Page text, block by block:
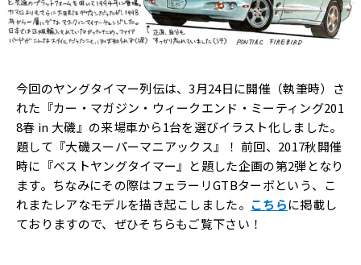
今回のヤングタイマー列伝は、3月24日に開催（執筆時）さ
れた『カー・マガジン・ウィークエンド・ミーティング201
8春 in 大磯』の来場車から1台を選びイラスト化しました。
題して『大磯スーパーマニアックス』！ 前回、2017秋開催
時に『ベストヤングタイマー』と題した企画の第2弾となり
ます。ちなみにその際はフェラーリGTBターボという、こ
れまたレアなモデルを描き起こしました。 こちらに掲載し
ておりますので、ぜひそちらもご覧下さい！